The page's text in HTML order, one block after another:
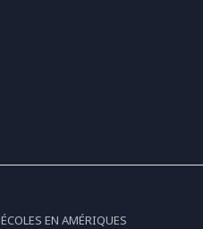
ÉCOLES EN AMÉRIQUES